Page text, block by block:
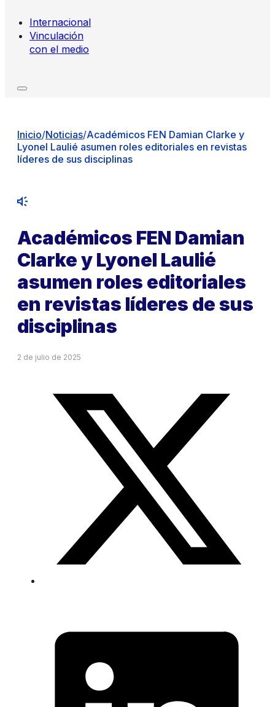
Internacional
Vinculación
con el medio
Inicio/Noticias/Académicos FEN Damian Clarke y
Lyonel Laulié asumen roles editoriales en revistas
líderes de sus disciplinas
Académicos FEN Damian
Clarke y Lyonel Laulié
asumen roles editoriales
en revistas líderes de sus
disciplinas
2 de julio de 2025